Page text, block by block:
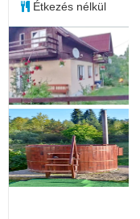
Étkezés nélkül